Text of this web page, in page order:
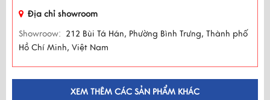
Địa chỉ showroom
Showroow: 212 Bùi Tá Hán, Phường Bình Trưng, Thành phố
Hồ Chí Minh, Việt Nam
XEM THÊM CÁC SẢN PHẨM KHÁC